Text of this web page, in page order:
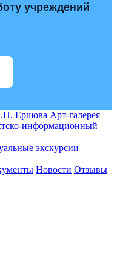
учреждений
Ершова Арт-галерея
информационный
экскурсии
Новости Отзывы